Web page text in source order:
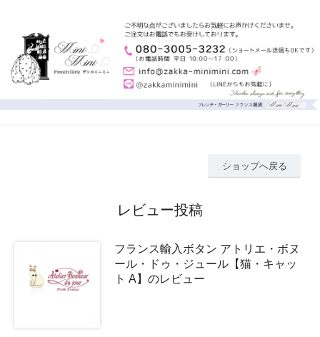
ショップへ戻る
レビュー投稿
フランス輸入ボタン アトリエ・ボヌ
ール・ドゥ・ジュール【猫・キャッ
ト A】のレビュー